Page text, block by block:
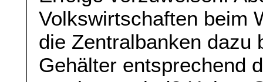
Volkswirtschaften beim
die Zentralbanken dazu
Gehälter entsprechend